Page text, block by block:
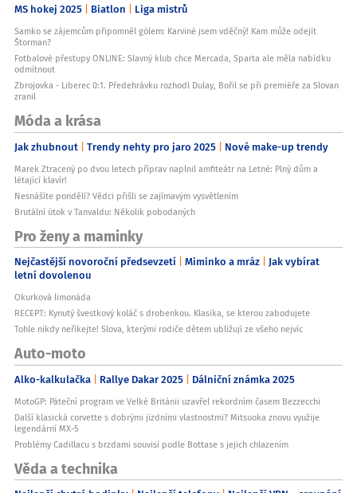
MS hokej 2025 Biatlon Liga mistrů
Samko se zájemcům připomněl gólem: Karviné jsem vděčný! Kam může odejít
Štorman?
Fotbalové přestupy ONLINE: Slavný klub chce Mercada, Sparta ale měla nabídku
odmítnout
Zbrojovka - Liberec 0:1. Předehrávku rozhodl Dulay, Bořil se při premiéře za Slovan
zranil
Móda a krása
Jak zhubnout Trendy nehty pro jaro 2025 Nové make-up trendy
Marek Ztracený po dvou letech příprav naplnil amfiteátr na Letné: Plný dům a
létající klavír!
Nesnášíte pondělí? Vědci přišli se zajímavým vysvětlením
Brutální útok v Tanvaldu: Několik pobodaných
Pro ženy a maminky
Nejčastější novoroční předsevzetí Miminko a mráz Jak vybírat
letní dovolenou
Okurková limonáda
RECEPT: Kynutý švestkový koláč s drobenkou. Klasika, se kterou zabodujete
Tohle nikdy neříkejte! Slova, kterými rodiče dětem ubližují ze všeho nejvíc
Auto-moto
Alko-kalkulačka Rallye Dakar 2025 Dálniční známka 2025
MotoGP: Páteční program ve Velké Británii uzavřel rekordním časem Bezzecchi
Další klasická corvette s dobrými jízdními vlastnostmi? Mitsuoka znovu využije
legendární MX-5
Problémy Cadillacu s brzdami souvisí podle Bottase s jejich chlazením
Věda a technika